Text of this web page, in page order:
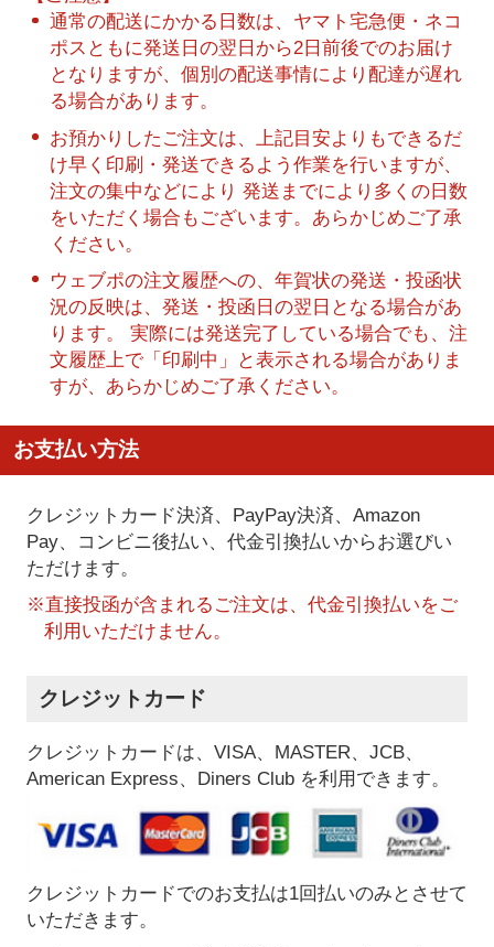
通常の配送にかかる日数は、ヤマト宅急便・ネコ
ポスともに発送日の翌日から2日前後でのお届け
となりますが、個別の配送事情により配達が遅れ
る場合があります。
お預かりしたご注文は、上記目安よりもできるだ
け早く印刷・発送できるよう作業を行いますが、
注文の集中などにより 発送までにより多くの日数
をいただく場合もございます。あらかじめご了承
ください。
ウェブポの注文履歴への、年賀状の発送・投函状
況の反映は、発送・投函日の翌日となる場合があ
ります。 実際には発送完了している場合でも、注
文履歴上で「印刷中」と表示される場合がありま
すが、あらかじめご了承ください。
お支払い方法
クレジットカード決済、PayPay決済、Amazon
Pay、コンビニ後払い、代金引換払いからお選びい
ただけます。
※直接投函が含まれるご注文は、代金引換払いをご
利用いただけません。
クレジットカード
クレジットカードは、VISA、MASTER、JCB、
American Express、Diners Club を利用できます。
クレジットカードでのお支払は1回払いのみとさせて
いただきます。